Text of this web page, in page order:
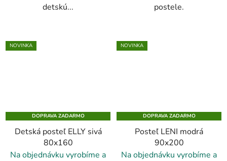
detskú...
postele.
NOVINKA
DOPRAVA ZADARMO
Detská posteľ ELLY sivá
80x160
Na objednávku vyrobíme a
NOVINKA
DOPRAVA ZADARMO
Posteľ LENI modrá
90x200
Na objednávku vyrobíme a